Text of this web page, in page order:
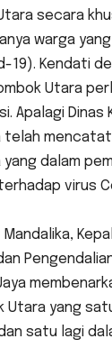
secara
warga
19). Kendati
Utara
Apalagi Dinas
telah
yang dalam
virus
Mandalika,
Utara yang
satu lagi